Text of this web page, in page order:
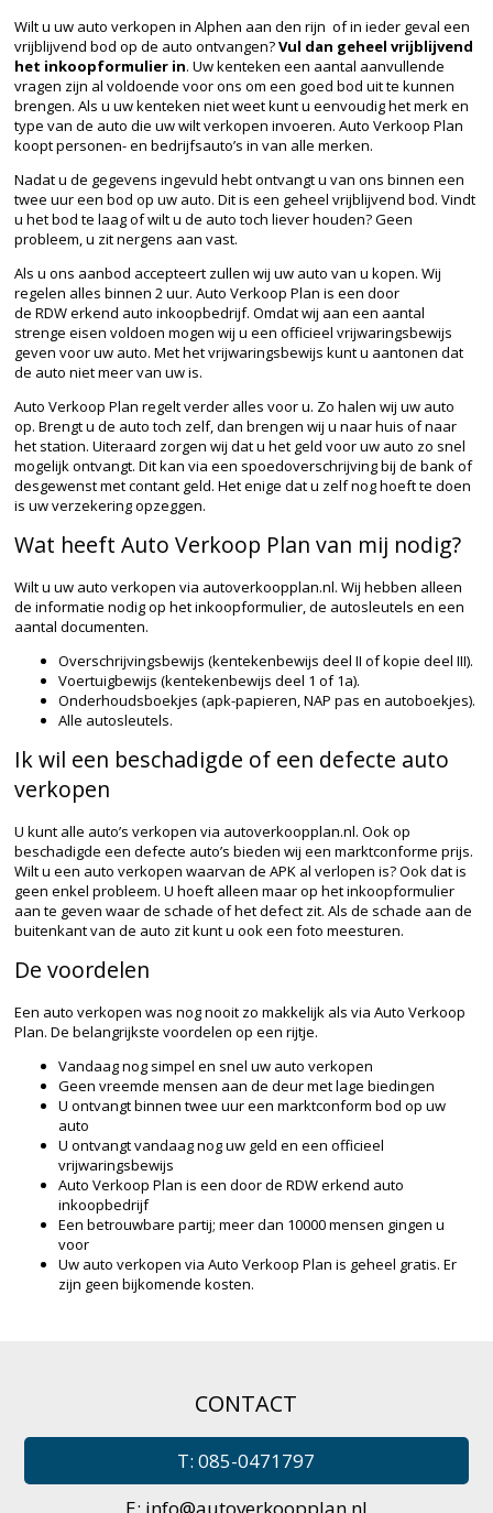
Wilt u uw auto verkopen in Alphen aan den rijn of in ieder geval een
vrijblijvend bod op de auto ontvangen?Vul dan geheel vrijblijvend
het inkoopformulier in. Uw kenteken een aantal aanvullende
vragen zijn al voldoende voor ons om een goed bod uit te kunnen
brengen. Als u uw kenteken niet weet kunt u eenvoudig het merk en
type van de auto die uw wilt verkopen invoeren. Auto Verkoop Plan
koopt personen- en bedrijfsauto’s in van alle merken.
Nadat u de gegevens ingevuld hebt ontvangt u van ons binnen een
twee uur een bod op uw auto. Dit is een geheel vrijblijvend bod. Vindt
u het bod te laag of wilt u de auto toch lieverhouden? Geen
probleem, u zit nergens aan vast.
Als u ons aanbod accepteert zullen wij uw auto van u kopen. Wij
regelen alles binnen 2 uur. Auto Verkoop Plan is een door
deRDWerkend auto inkoopbedrijf. Omdat wij aan een aantal
strenge eisen voldoen mogen wij u een officieel vrijwaringsbewijs
geven voor uw auto. Met het vrijwaringsbewijs kunt u aantonen dat
de auto niet meer van uw is.
Auto Verkoop Plan regelt verder alles voor u. Zo halen wij uw auto
op. Brengt u de auto toch zelf, dan brengen wij u naar huis of naar
het station. Uiteraard zorgen wij dat u het geld voor uw auto zo snel
mogelijk ontvangt. Dit kan via een spoedoverschrijving bij de bank of
desgewenst met contant geld. Het enige dat u zelf nog hoeft te doen
is uw verzekering opzeggen.
Wat heeft Auto Verkoop Plan van mij nodig?
Wilt u uw auto verkopen via autoverkoopplan.nl. Wij hebben alleen
de informatie nodig op het inkoopformulier, de autosleutels en een
aantal documenten.
Overschrijvingsbewijs (kentekenbewijs deel II of kopie deel III).
Voertuigbewijs (kentekenbewijs deel 1 of 1a).
Onderhoudsboekjes (apk-papieren, NAP pas en autoboekjes).
Alle autosleutels.
Ik wil een beschadigde of een defecte auto
verkopen
U kunt alle auto’s verkopen via autoverkoopplan.nl. Ook op
beschadigde een defecte auto’s bieden wij een marktconforme prijs.
Wilt u een auto verkopen waarvan de APK al verlopen is? Ook dat is
geen enkel probleem. U hoeft alleen maar op het inkoopformulier
aan te geven waar de schade of het defect zit. Als de schade aan de
buitenkant van de auto zit kunt u ook een foto meesturen.
De voordelen
Een auto verkopen was nog nooit zo makkelijk als via Auto Verkoop
Plan. De belangrijkste voordelen op een rijtje.
Vandaag nog simpel en snel uw auto verkopen
Geen vreemde mensen aan de deur met lage biedingen
U ontvangt binnen twee uur een marktconform bod op uw
auto
U ontvangt vandaag nog uw geld en een officieel
vrijwaringsbewijs
Auto Verkoop Plan is een door de RDW erkend auto
inkoopbedrijf
Een betrouwbare partij; meer dan 10000 mensen gingen u
voor
Uw auto verkopen via Auto Verkoop Plan is geheel gratis. Er
zijn geen bijkomende kosten.
CONTACT
T: 085-0471797
E: info@autoverkoopplan.nl